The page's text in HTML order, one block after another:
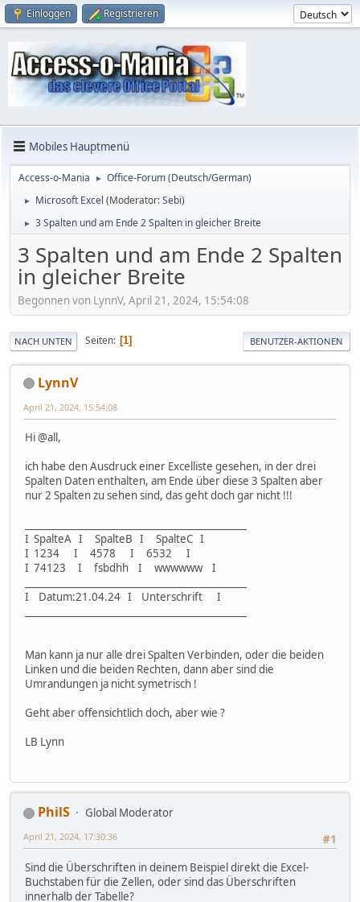
Einloggen Registrieren
Mobiles Hauptmenü
Access-o-Mania ► Office-Forum (Deutsch/German)
► Microsoft Excel (Moderator:Sebi)
► 3 Spalten und am Ende 2 Spalten in gleicher Breite
3 Spalten und am Ende 2 Spalten
in gleicher Breite
Begonnen von LynnV, April 21, 2024, 15:54:08
NACH UNTEN Seiten 1 BENUTZER-AKTIONEN
LynnV
April 21, 2024, 15:54:08
Hi @all,
ich habe den Ausdruck einer Excelliste gesehen, in der drei
Spalten Daten enthalten, am Ende über diese 3 Spalten aber
nur 2 Spalten zu sehen sind, das geht doch gar nicht !!!
I SpalteA I SpalteB I SpalteC I
I 1234 I 4578 I 6532 I
I 74123 I fsbdhh I wwwwww I
I Datum:21.04.24 I Unterschrift I
Man kann ja nur alle drei Spalten Verbinden, oder die beiden
Linken und die beiden Rechten, dann aber sind die
Umrandungen ja nicht symetrisch !
Geht aber offensichtlich doch, aber wie ?
LB Lynn
PhilS
Global Moderator
#1
April 21, 2024, 17:30:36
Sind die Überschriften in deinem Beispiel direkt die Excel-
Buchstaben für die Zellen, oder sind das Überschriften
innerhalb der Tabelle?